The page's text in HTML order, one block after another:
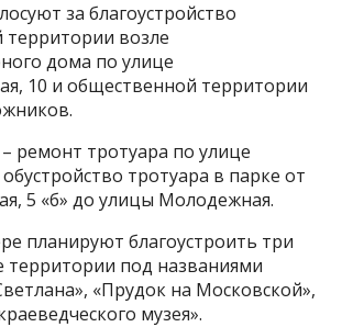
за благоустройство
возле
дома по улице
10 и общественной территории
ремонт тротуара по улице
тротуара в парке от
5 «б» до улицы Молодежная.
планируют благоустроить три
под названиями
«Прудок на Московской»,
музея».